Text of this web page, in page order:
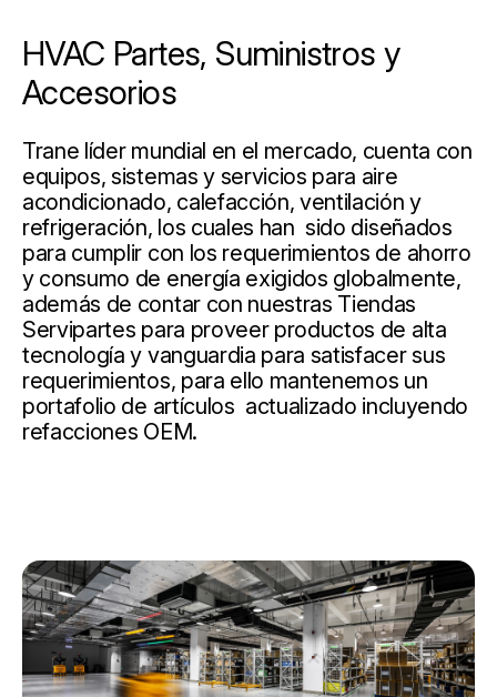
HVAC Partes, Suministros y
Accesorios
Trane líder mundial en el mercado, cuenta con
equipos, sistemas y servicios para aire
acondicionado, calefacción, ventilación y
refrigeración, los cuales han sido diseñados
para cumplir con los requerimientos de ahorro
y consumo de energía exigidos globalmente,
además de contar con nuestras Tiendas
Servipartes para proveer productos de alta
tecnología y vanguardia para satisfacer sus
requerimientos, para ello mantenemos un
portafolio de artículos actualizado incluyendo
refacciones OEM.